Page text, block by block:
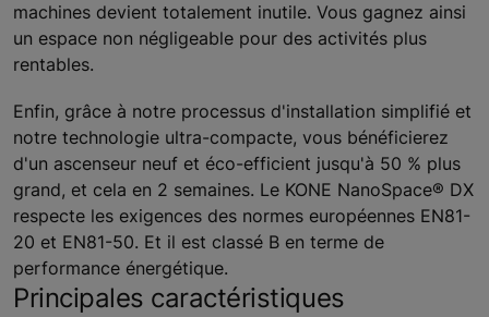
machines devient totalement inutile. Vous gagnez ainsi
un espace non négligeable pour des activités plus
rentables.
Enfin, grâce à notre processus d'installation simplifié et
notre technologie ultra-compacte, vous bénéficierez
d'un ascenseur neuf et éco-efficient jusqu'à 50 % plus
grand, et cela en 2 semaines. Le KONE NanoSpace® DX
respecte les exigences des normes européennes EN81-
20 et EN81-50. Et il est classé B en terme de
performance énergétique.
Principales caractéristiques